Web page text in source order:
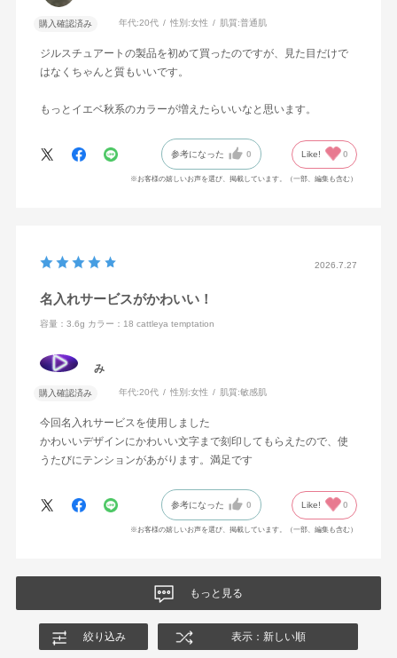
購入確認済み 年代:20代 性別:女性 肌質:普通肌
ジルスチュアートの製品を初めて買ったのですが、見た目だけで
はなくちゃんと質もいいです。
もっとイエベ秋系のカラーが増えたらいいなと思います。
参考になった 0 Like! 0
※お客様の嬉しいお声を選び、掲載しています。（一部、編集も含む）
2026.7.27
名入れサービスがかわいい！
容量：3.6g カラー：18 cattleya temptation
み
購入確認済み 年代:20代 性別:女性 肌質:敏感肌
今回名入れサービスを使用しました
かわいいデザインにかわいい文字まで刻印してもらえたので、使
うたびにテンションがあがります。満足です
参考になった 0 Like! 0
※お客様の嬉しいお声を選び、掲載しています。（一部、編集も含む）
もっと見る
絞り込み 表示：新しい順